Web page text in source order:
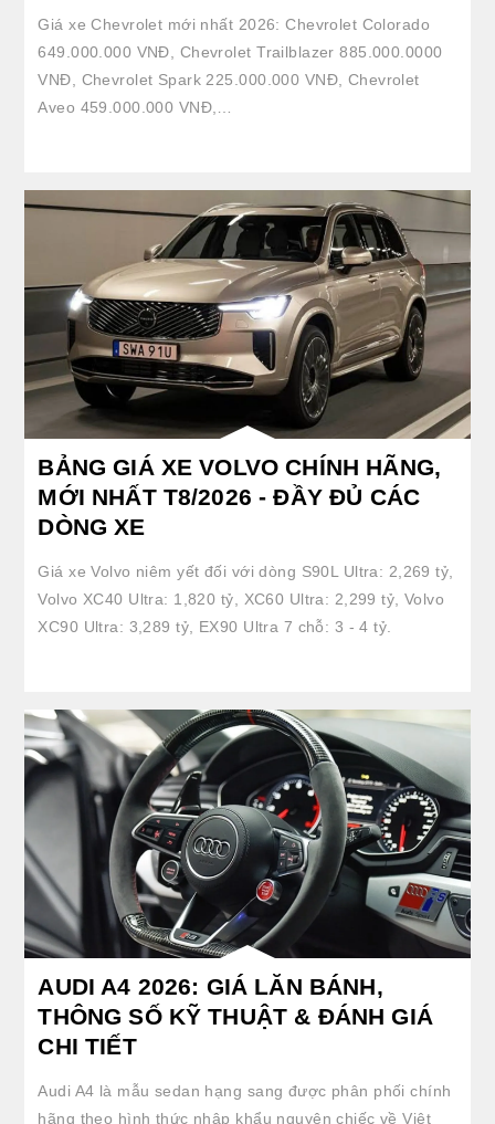
Giá xe Chevrolet mới nhất 2026: Chevrolet Colorado
649.000.000 VNĐ, Chevrolet Trailblazer 885.000.0000
VNĐ, Chevrolet Spark 225.000.000 VNĐ, Chevrolet
Aveo 459.000.000 VNĐ,…
BẢNG GIÁ XE VOLVO CHÍNH HÃNG,
MỚI NHẤT T8/2026 - ĐẦY ĐỦ CÁC
DÒNG XE
Giá xe Volvo niêm yết đối với dòng S90L Ultra: 2,269 tỷ,
Volvo XC40 Ultra: 1,820 tỷ, XC60 Ultra: 2,299 tỷ, Volvo
XC90 Ultra: 3,289 tỷ, EX90 Ultra 7 chỗ: 3 - 4 tỷ.
AUDI A4 2026: GIÁ LĂN BÁNH,
THÔNG SỐ KỸ THUẬT & ĐÁNH GIÁ
CHI TIẾT
Audi A4 là mẫu sedan hạng sang được phân phối chính
hãng theo hình thức nhập khẩu nguyên chiếc về Việt